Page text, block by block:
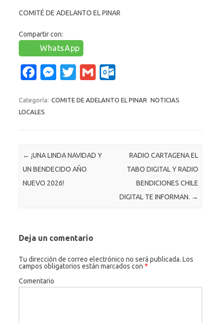
COMITÉ DE ADELANTO EL PINAR
Compartir con:
WhatsApp
Fa
e
b
o
k
M
se
er
T
it
G
ail lo
Categoría: COMITE DE ADELANTO EL PINAR NOTICIAS
LOCALES
Navegación de entradas
← ¡UNA LINDA NAVIDAD Y
UN BENDECIDO AÑO
NUEVO 2026!
RADIO CARTAGENA EL
TABO DIGITAL Y RADIO
BENDICIONES CHILE
DIGITAL TE INFORMAN. →
Deja un comentario
Tu dirección de correo electrónico no será publicada. Los
campos obligatorios están marcados con *
Comentario